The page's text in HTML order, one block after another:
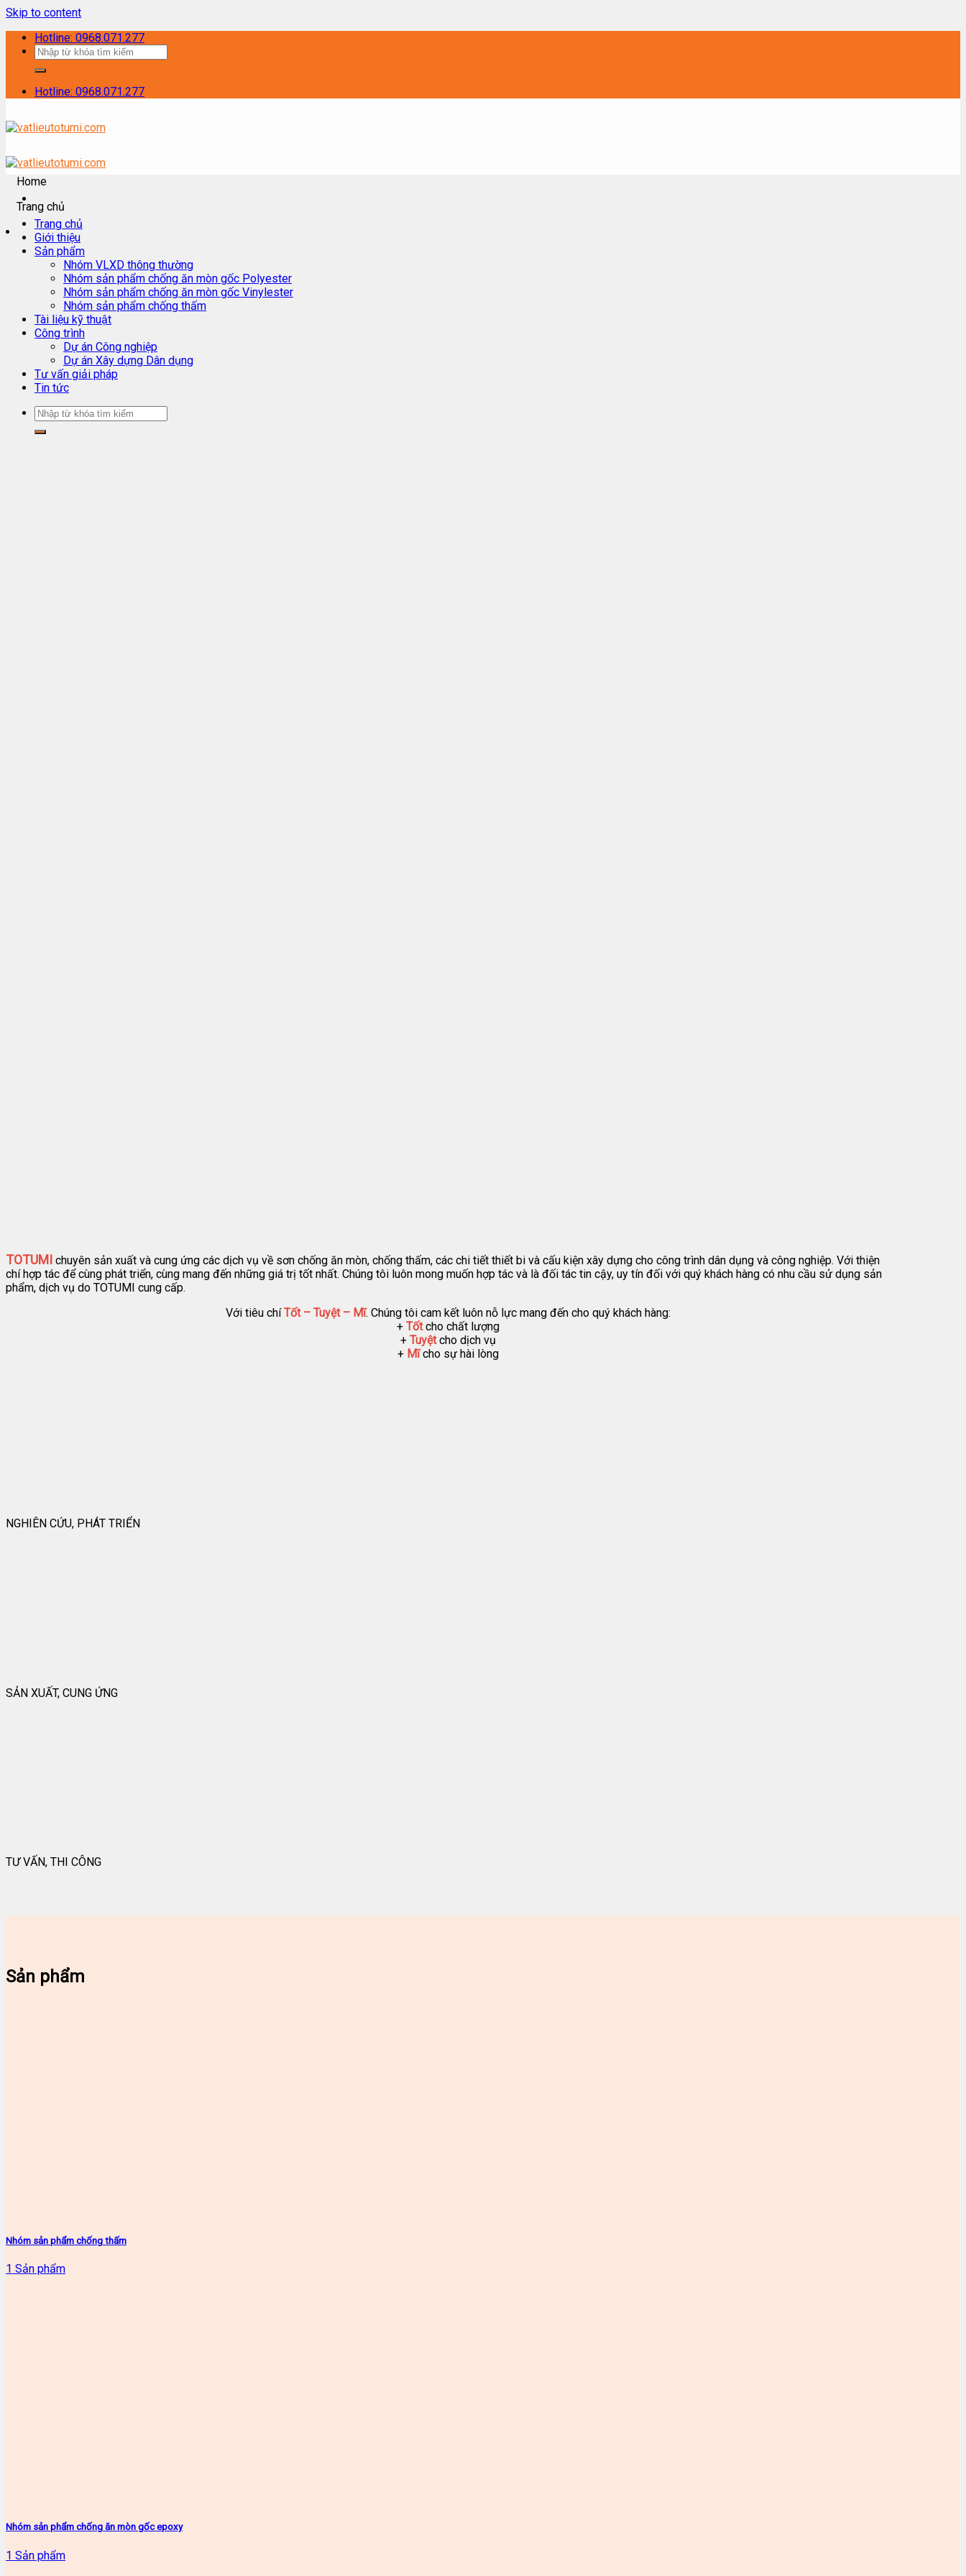
Skip to content
Hotline: 0968.071.277
Hotline: 0968.071.277
Trang chủ
Giới thiệu
Sản phẩm
Nhóm VLXD thông thường
Nhóm sản phẩm chống ăn mòn gốc Polyester
Nhóm sản phẩm chống ăn mòn gốc Vinylester
Nhóm sản phẩm chống thấm
Tài liệu kỹ thuật
Công trình
Dự án Công nghiệp
Dự án Xây dựng Dân dụng
Tư vấn giải pháp
Tin tức
Home
Trang chủ
TOTUMI chuyên sản xuất và cung ứng các dịch vụ về sơn chống ăn mòn, chống thấm, các chi tiết thiết bi và cấu kiện xây dựng cho công trình dân dụng và công nghiệp. Với thiện
chí hợp tác để cùng phát triển, cùng mang đến những giá trị tốt nhất. Chúng tôi luôn mong muốn hợp tác và là đối tác tin cậy, uy tín đối với quý khách hàng có nhu cầu sử dụng sản
phẩm, dịch vụ do TOTUMI cung cấp.
Với tiêu chíTốt – Tuyệt – Mĩ. Chúng tôi cam kết luôn nỗ lực mang đến cho quý khách hàng:
+ Tốtcho chất lượng
+Tuyệtcho dịch vụ
+ Mĩcho sự hài lòng
NGHIÊN CỨU, PHÁT TRIỂN
SẢN XUẤT, CUNG ỨNG
TƯ VẤN, THI CÔNG
Sản phẩm
Nhóm sản phẩm chống thấm
1 Sản phẩm
Nhóm sản phẩm chống ăn mòn gốc epoxy
1 Sản phẩm